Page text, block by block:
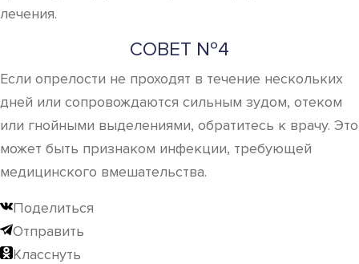
лечения.
СОВЕТ №4
Если опрелости не проходят в течение нескольких
дней или сопровождаются сильным зудом, отеком
или гнойными выделениями, обратитесь к врачу. Это
может быть признаком инфекции, требующей
медицинского вмешательства.
Поделиться
Отправить
Класснуть